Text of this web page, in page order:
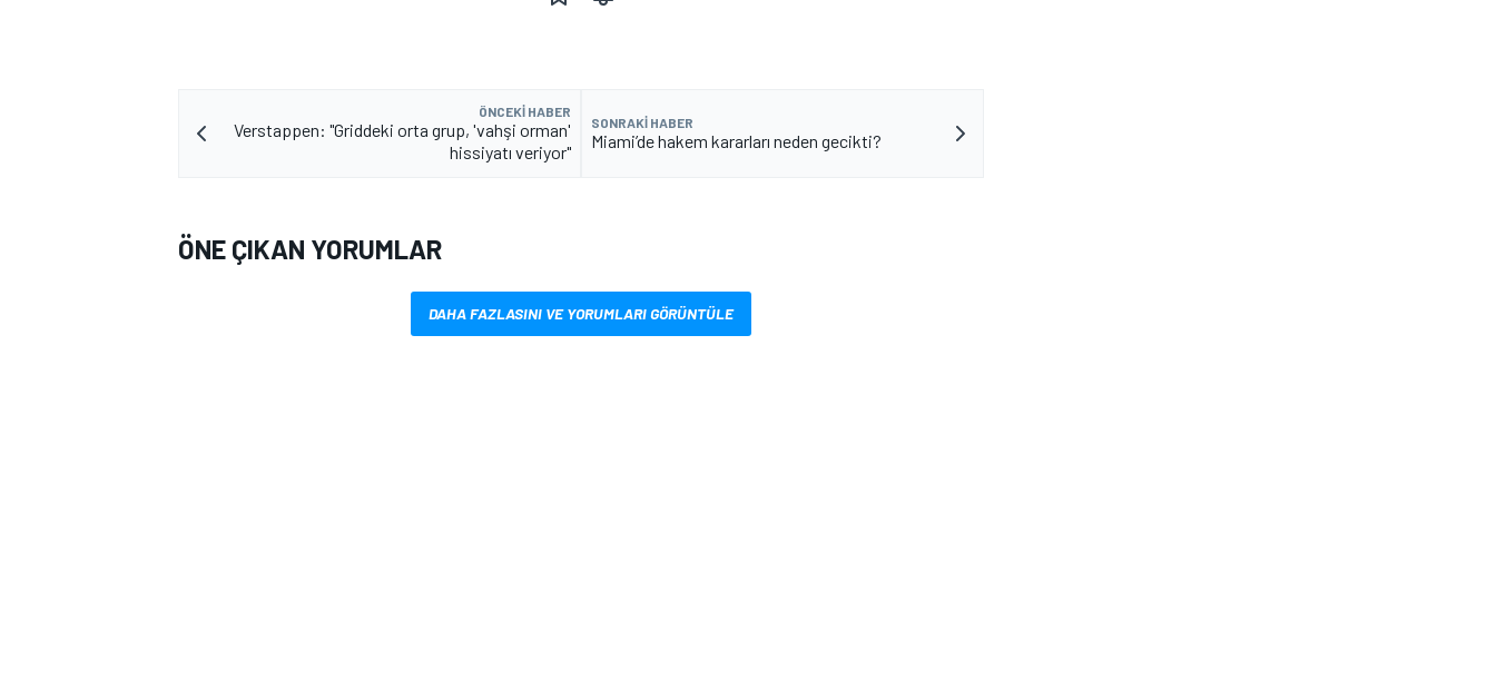
MOTOSİKLET
ÖNCEKI HABER
Verstappen: "Griddeki orta grup, 'vahşi orman'
hissiyatı veriyor"
SONRAKI HABER
Miami’de hakem kararları neden gecikti?
ÖNE ÇIKAN YORUMLAR
DAHA FAZLASINI VE YORUMLARI GÖRÜNTÜLE